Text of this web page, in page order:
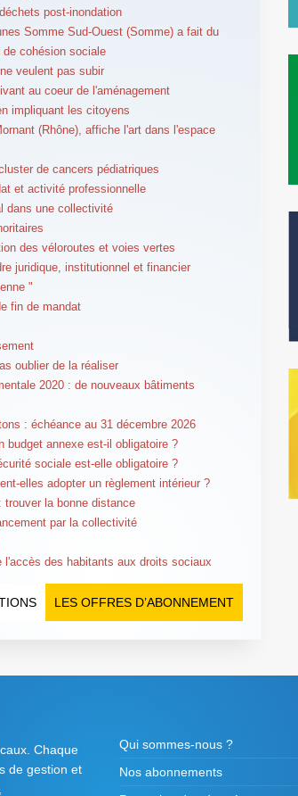
post-inondation
Somme Sud-Ouest (Somme) a fait du
cohésion sociale
veulent pas subir
au coeur de l'aménagement
impliquant les citoyens
(Rhône), affiche l'art dans l'espace
de cancers pédiatriques
et activité professionnelle
dans une collectivité
des véloroutes et voies vertes
juridique, institutionnel et financier
"
fin de mandat
oublier de la réaliser
2020 : de nouveaux bâtiments
: échéance au 31 décembre 2026
budget annexe est-il obligatoire ?
sociale est-elle obligatoire ?
elles adopter un règlement intérieur ?
trouver la bonne distance
par la collectivité
l'accès des habitants aux droits sociaux
LES OFFRES D’ABONNEMENT
Chaque
de gestion et
Qui sommes-nous ?
Nos abonnements